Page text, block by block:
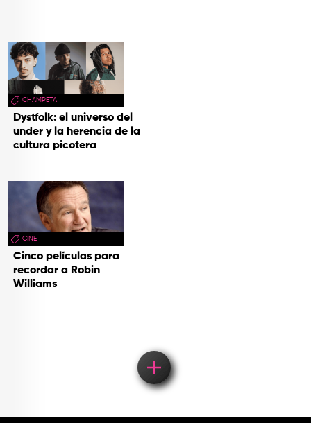
CONTACTO
CHAMPETA
Dystfolk: el universo del
under y la herencia de la
cultura picotera
CINE
Cinco películas para
recordar a Robin
Williams